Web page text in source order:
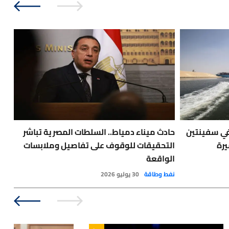
سفينتين
حادث ميناء دمياط.. السلطات المصرية تباشر
التحقيقات للوقوف على تفاصيل وملابسات
الواقعة
نفط وطاقة 30 يوليو 2026